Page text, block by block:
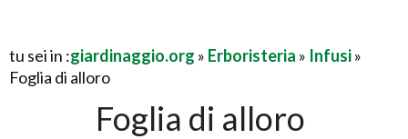
tu sei in :giardinaggio.org » Erboristeria » Infusi»
Foglia di alloro
Foglia di alloro